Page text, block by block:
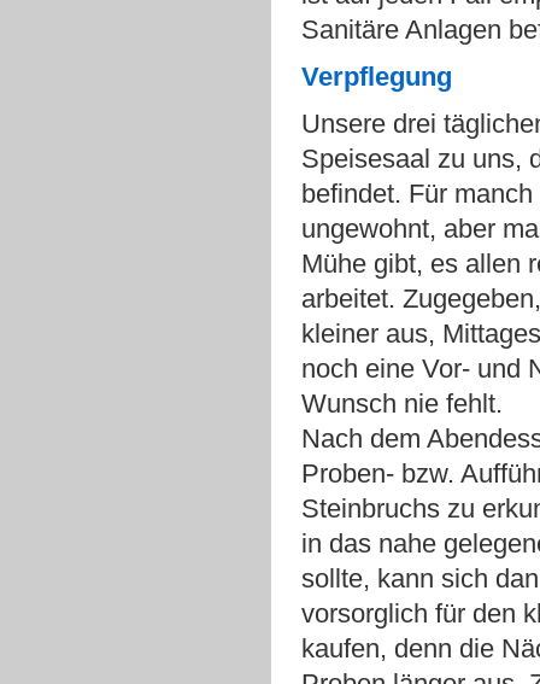
Sanitäre Anlagen
Verpflegung
Unsere drei
Speisesaal zu uns,
befindet. Für
ungewohnt, aber
Mühe gibt, es allen
arbeitet.
kleiner aus,
noch eine Vor- und
Wunsch nie fehlt.
Nach dem
Proben- bzw.
Steinbruchs zu
in das nahe
sollte, kann sich
vorsorglich für den
kaufen, denn die